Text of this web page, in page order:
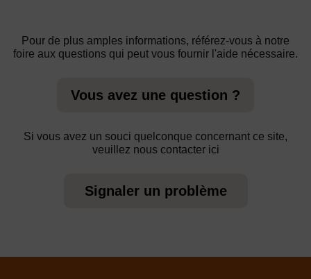
Pour de plus amples informations, référez-vous à notre
foire aux questions qui peut vous fournir l'aide nécessaire.
Vous avez une question ?
Si vous avez un souci quelconque concernant ce site,
veuillez nous contacter ici
Signaler un problème